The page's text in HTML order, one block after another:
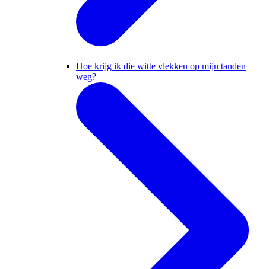
Hoe krijg ik die witte vlekken op mijn tanden
weg?